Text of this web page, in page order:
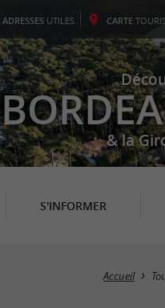
ADRESSES UTILES CARTE
& la
S'INFORMER
Accueil